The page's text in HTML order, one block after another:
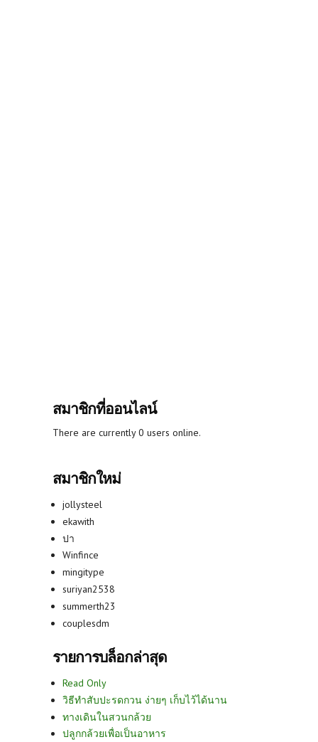
สมาชิกที่ออนไลน์
There are currently 0 users online.
สมาชิกใหม่
jollysteel
ekawith
ปา
Winfince
mingitype
suriyan2538
summerth23
couplesdm
รายการบล็อกล่าสุด
Read Only
วิธีทำสับปะรดกวน ง่ายๆ เก็บไว้ได้นาน
ทางเดินในสวนกล้วย
ปลูกกล้วยเพื่อเป็นอาหาร